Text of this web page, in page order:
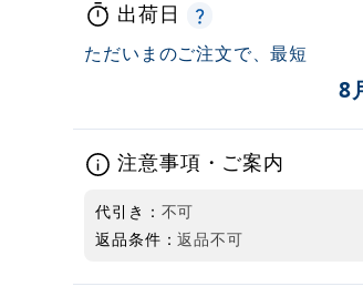
出荷日
ただいまのご注文で、最短
8
注意事項・ご案内
代引き： 不可
返品条件：返品不可